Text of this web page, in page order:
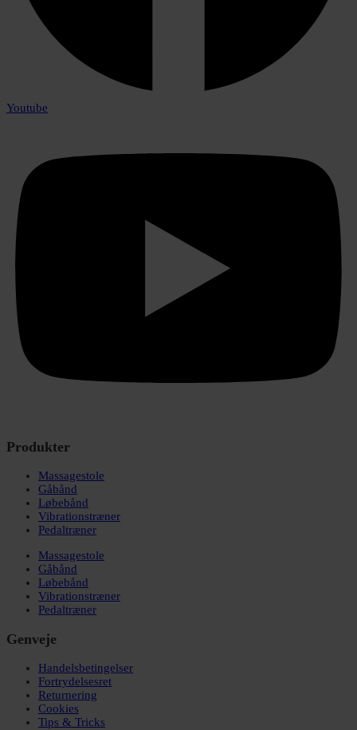
Youtube
Produkter
Massagestole
Gåbånd
Løbebånd
Vibrationstræner
Pedaltræner
Massagestole
Gåbånd
Løbebånd
Vibrationstræner
Pedaltræner
Genveje
Handelsbetingelser
Fortrydelsesret
Returnering
Cookies
Tips & Tricks